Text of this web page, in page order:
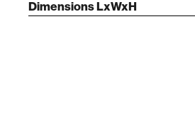
Dimensions LxWxH